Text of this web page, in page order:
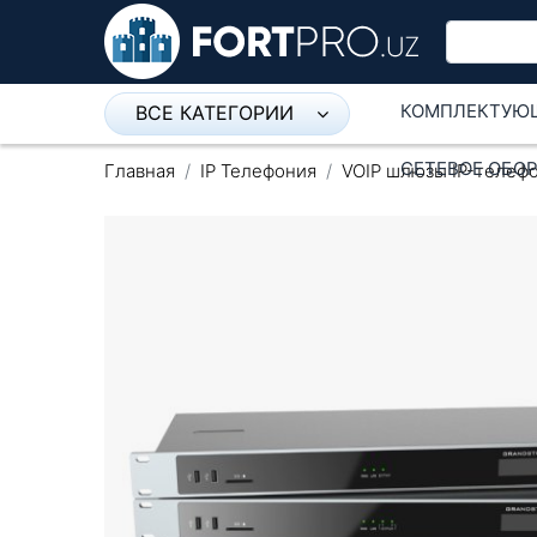
ВСЕ КАТЕГОРИИ
Микрофон
Модемы ADSL, Wan/Lan
Роутеры, Wi-Fi
IP Телефония
СЕТЕВОЕ
Главная IP Телефония VOIP шлюзы IP-